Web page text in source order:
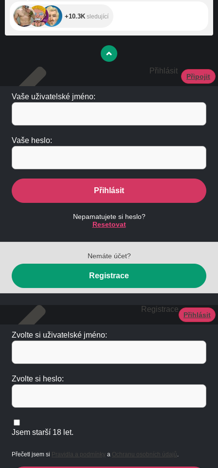
+10.3K sledující
Přihlásit
Připojit
Vaše uživatelské jméno:
Vaše heslo:
Přihlásit
Nepamatujete si heslo?
Resetovat
Nemáte účet?
Registrace
Registrace
Přihlásit
Zvolte si uživatelské jméno:
Zvolte si heslo:
Jsem starší 18 let.
Přečetl jsem si Pravidla a podmínky a Ochranu osobních údajů.